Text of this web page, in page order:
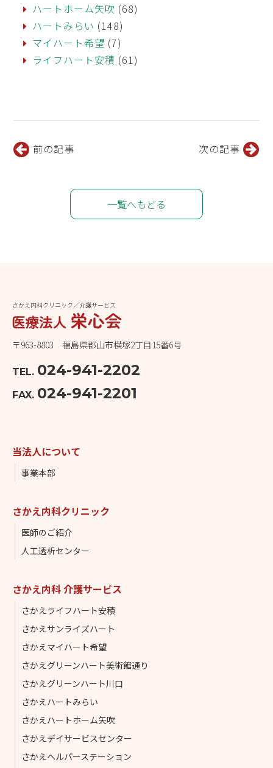
ハートホーム矢吹 (68)
ハートみらい (148)
マイハート希望 (7)
ライフハート安積 (61)
前の記事 次の記事
一覧へもどる
さかえ内科クリニック／介護サービス
〒963-8803 福島県郡山市横塚2丁目15番6号
TEL. 024-941-2202
FAX. 024-941-2201
当法人について
事業本部
さかえ内科クリニック
医師のご紹介
人工透析センター
さかえ内科 介護サービス
さかえライフハート安積
さかえサンライズハート
さかえマイハート希望
さかえグリーンハート美術館通り
さかえグリーンハート川口
さかえハートみらい
さかえハートホーム矢吹
さかえデイサービスセンター
さかえヘルパーステーション